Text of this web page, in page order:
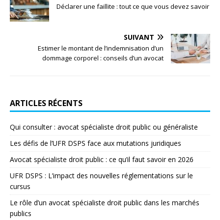
Déclarer une faillite : tout ce que vous devez savoir
SUIVANT
Estimer le montant de l’indemnisation d’un
dommage corporel : conseils d’un avocat
ARTICLES RÉCENTS
Qui consulter : avocat spécialiste droit public ou généraliste
Les défis de l’UFR DSPS face aux mutations juridiques
Avocat spécialiste droit public : ce qu’il faut savoir en 2026
UFR DSPS : L’impact des nouvelles réglementations sur le
cursus
Le rôle d’un avocat spécialiste droit public dans les marchés
publics